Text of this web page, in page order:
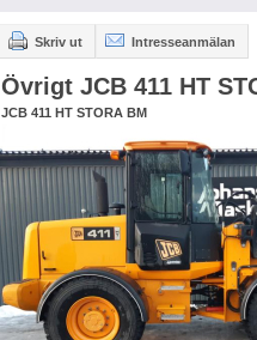
Skriv ut Intresseanmälan
Övrigt JCB 411 HT
JCB 411 HT STORA BM